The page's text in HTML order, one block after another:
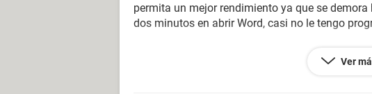
permita un mejor rendimiento ya que se
dos minutos en abrir Word, casi no le tengo
Ver